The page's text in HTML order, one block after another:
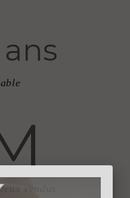
ans
vendus